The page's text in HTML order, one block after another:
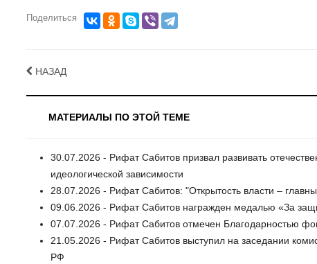
Поделиться
НАЗАД
МАТЕРИАЛЫ ПО ЭТОЙ ТЕМЕ
30.07.2026 - Рифат Сабитов призвал развивать
идеологической зависимости
28.07.2026 - Рифат Сабитов: "Открытость власти –
09.06.2026 - Рифат Сабитов награжден медалью «За
07.07.2026 - Рифат Сабитов отмечен Благодарностью
21.05.2026 - Рифат Сабитов выступил на заседании
РФ